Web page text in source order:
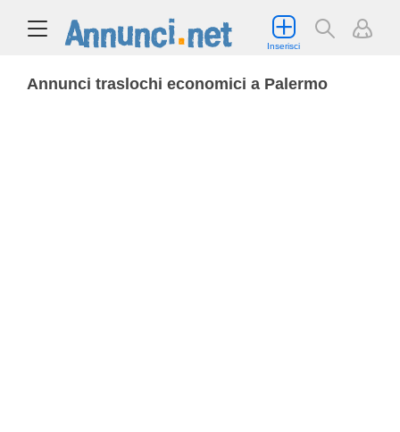
Inserisci
Annunci traslochi economici a Palermo